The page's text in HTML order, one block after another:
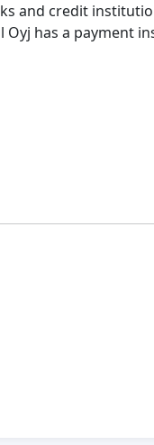
and credit
has a payment